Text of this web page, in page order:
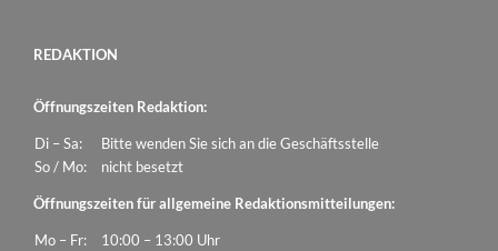
REDAKTION
Öffnungszeiten Redaktion:
Di – Sa:
Bitte wenden Sie sich an die Geschäftsstelle
So / Mo:
nicht besetzt
Öffnungszeiten für allgemeine Redaktionsmitteilungen:
Mo – Fr:
10:00 – 13:00 Uhr